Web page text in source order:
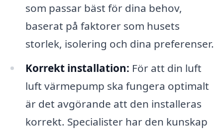
som passar bäst för dina behov,
baserat på faktorer som husets
storlek, isolering och dina preferenser.
Korrekt installation: För att din luft
luft värmepump ska fungera optimalt
är det avgörande att den installeras
korrekt. Specialister har den kunskap